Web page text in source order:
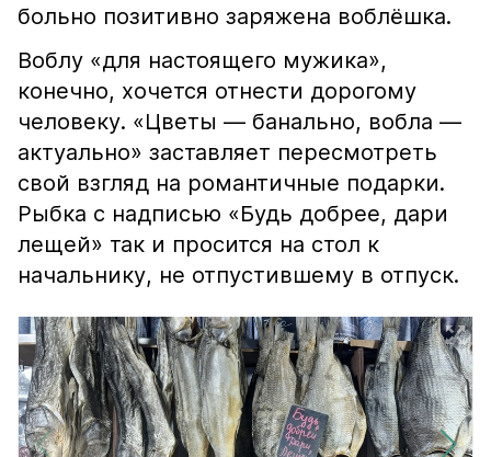
больно позитивно заряжена воблёшка.
Воблу «для настоящего мужика»,
конечно, хочется отнести дорогому
человеку. «Цветы — банально, вобла —
актуально» заставляет пересмотреть
свой взгляд на романтичные подарки.
Рыбка с надписью «Будь добрее, дари
лещей» так и просится на стол к
начальнику, не отпустившему в отпуск.